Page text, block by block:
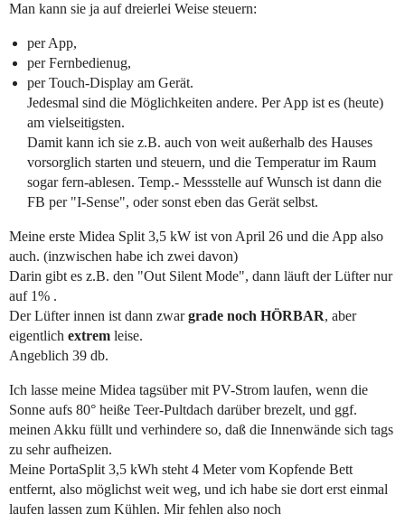
Man kann sie ja auf dreierlei Weise steuern:
per App,
per Fernbedienug,
per Touch-Display am Gerät.
Jedesmal sind die Möglichkeiten andere. Per App ist es (heute)
am vielseitigsten.
Damit kann ich sie z.B. auch von weit außerhalb des Hauses
vorsorglich starten und steuern, und die Temperatur im Raum
sogar fern-ablesen. Temp.- Messstelle auf Wunsch ist dann die
FB per "I-Sense", oder sonst eben das Gerät selbst.
Meine erste Midea Split 3,5 kW ist von April 26 und die App also
auch. (inzwischen habe ich zwei davon)
Darin gibt es z.B. den "Out Silent Mode", dann läuft der Lüfter nur
auf 1% .
Der Lüfter innen ist dann zwargrade noch HÖRBAR, aber
eigentlich extrem leise.
Angeblich 39 db.
Ich lasse meine Midea tagsüber mit PV-Strom laufen, wenn die
Sonne aufs 80° heiße Teer-Pultdach darüber brezelt, und ggf.
meinen Akku füllt und verhindere so, daß die Innenwände sich tags
zu sehr aufheizen.
Meine PortaSplit 3,5 kWh steht 4 Meter vom Kopfende Bett
entfernt, also möglichst weit weg, und ich habe sie dort erst einmal
laufen lassen zum Kühlen. Mir fehlen also noch